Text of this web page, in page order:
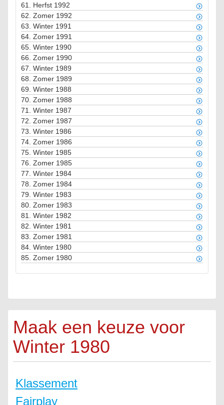
61. Herfst 1992
62. Zomer 1992
63. Winter 1991
64. Zomer 1991
65. Winter 1990
66. Zomer 1990
67. Winter 1989
68. Zomer 1989
69. Winter 1988
70. Zomer 1988
71. Winter 1987
72. Zomer 1987
73. Winter 1986
74. Zomer 1986
75. Winter 1985
76. Zomer 1985
77. Winter 1984
78. Zomer 1984
79. Winter 1983
80. Zomer 1983
81. Winter 1982
82. Winter 1981
83. Zomer 1981
84. Winter 1980
85. Zomer 1980
Maak een keuze voor
Winter 1980
Klassement
Fairplay